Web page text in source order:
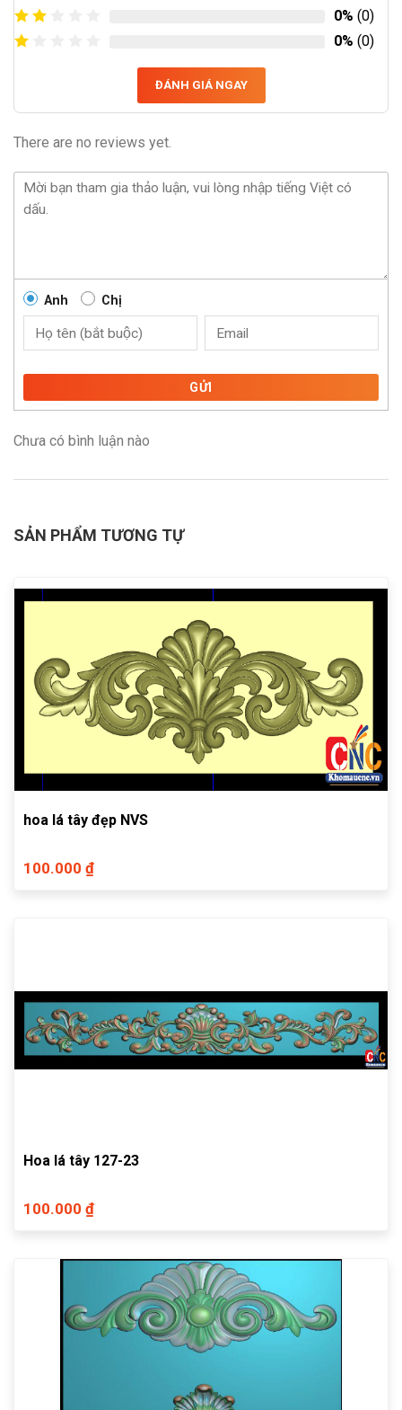
0% (0)
0% (0)
ĐÁNH GIÁ NGAY
There are no reviews yet.
Anh Chị
GỬI
Chưa có bình luận nào
SẢN PHẨM TƯƠNG TỰ
hoa lá tây đẹp NVS
100.000 ₫
Hoa lá tây 127-23
100.000 ₫